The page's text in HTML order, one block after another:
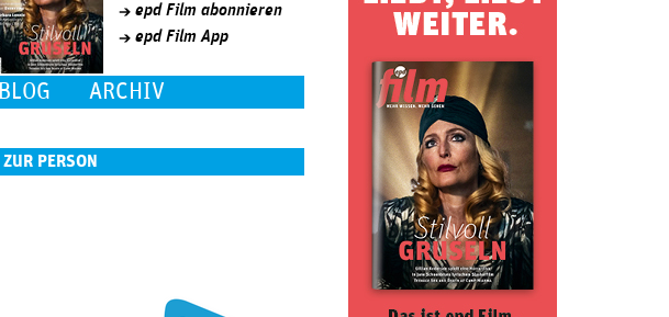
epd Film abonnieren
epd Film App
BLOG ARCHIV
ZUR PERSON